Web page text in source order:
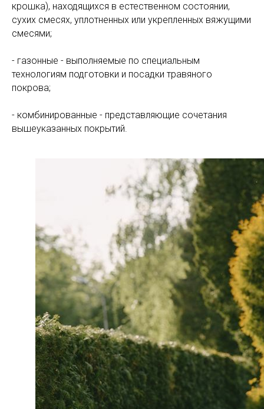
крошка), находящихся в естественном состоянии,
сухих смесях, уплотненных или укрепленных вяжущими
смесями;
- газонные - выполняемые по специальным
технологиям подготовки и посадки травяного
покрова;
- комбинированные - представляющие сочетания
вышеуказанных покрытий.